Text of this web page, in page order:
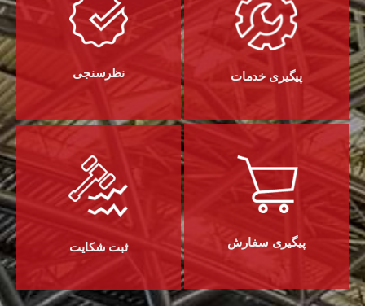
پیگیری خدمات نظرسنجی
پیگیری سفارش ثبت شکایت